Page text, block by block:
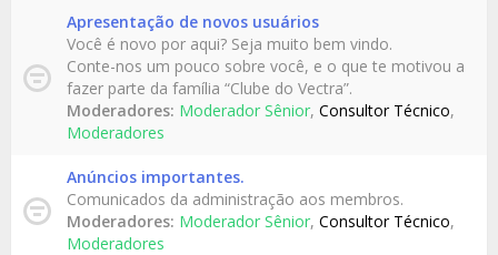
Apresentação de novos usuários
Você é novo por aqui? Seja muito bem vindo.
Conte-nos um pouco sobre você, e o que te motivou a
fazer parte da família “Clube do Vectra”.
Moderadores: Moderador Sênior, Consultor Técnico,
Moderadores
Anúncios importantes.
Comunicados da administração aos membros.
Moderadores: Moderador Sênior, Consultor Técnico,
Moderadores